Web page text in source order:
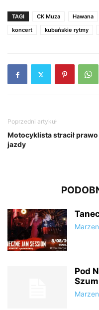
TAGI CK Muza Hawana
koncert
kubańskie rytmy
Poprzedni artykuł
Motocyklista stracił prawo
jazdy
Pod